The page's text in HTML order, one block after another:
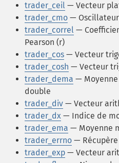
trader_ceil — Vecteur
trader_cmo —
trader_correl —
Pearson (r)
trader_cos — Vecteur
trader_cosh — Vecteur
trader_dema —
double
trader_div — Vecteur
trader_dx — Indice de
trader_ema — Moyenne
trader_errno —
trader_exp — Vecteur